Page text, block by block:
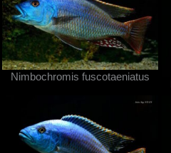
Nimbochromis fuscotaeniatus